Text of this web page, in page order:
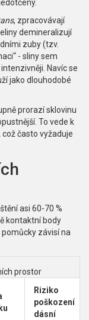
, zpracovávají
demineralizují
zuby (tzv.
- sliny sem
Navíc se
jako dlouhodobé
prorazí sklovinu
To vede k
často vyžaduje
asi 60-70 %
kontaktní body
závisí na
prostor
Riziko
poškození
dásní